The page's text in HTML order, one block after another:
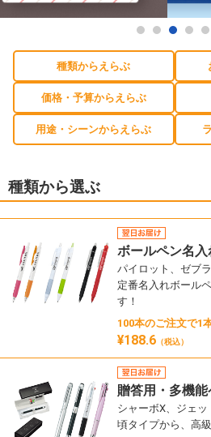
種類からえらぶ
価格・予算からえらぶ
用途・シーンからえらぶ
種類から選ぶ
ボールペン名入
パイロット、ゼブ
定番名入れボール
す！
100本のご注文で1
¥188.6 （税込）
贈答用・多機
シャーボX、ジェ
頃タイプから、高